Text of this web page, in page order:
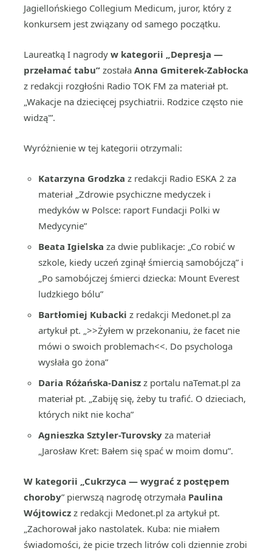
Jagiellońskiego Collegium Medicum, juror, który z
konkursem jest związany od samego początku.
Laureatką I nagrody w kategorii „Depresja —
przełamać tabu” została Anna Gmiterek-Zabłocka
z redakcji rozgłośni Radio TOK FM za materiał pt.
„Wakacje na dziecięcej psychiatrii. Rodzice często nie
widzą'”.
Wyróżnienie w tej kategorii otrzymali:
Katarzyna Grodzka z redakcji Radio ESKA 2 za
materiał „Zdrowie psychiczne medyczek i
medyków w Polsce: raport Fundacji Polki w
Medycynie”
Beata Igielska za dwie publikacje: „Co robić w
szkole, kiedy uczeń zginął śmiercią samobójczą” i
„Po samobójczej śmierci dziecka: Mount Everest
ludzkiego bólu”
Bartłomiej Kubacki z redakcji Medonet.pl za
artykuł pt. „>>Żyłem w przekonaniu, że facet nie
mówi o swoich problemach<<. Do psychologa
wysłała go żona”
Daria Różańska-Danisz z portalu naTemat.pl za
materiał pt. „Zabiję się, żeby tu trafić. O dzieciach,
których nikt nie kocha”
Agnieszka Sztyler-Turovsky za materiał
„Jarosław Kret: Bałem się spać w moim domu”.
W kategorii „Cukrzyca — wygrać z postępem
choroby” pierwszą nagrodę otrzymała Paulina
Wójtowicz z redakcji Medonet.pl za artykuł pt.
„Zachorował jako nastolatek. Kuba: nie miałem
świadomości, że picie trzech litrów coli dziennie zrobi